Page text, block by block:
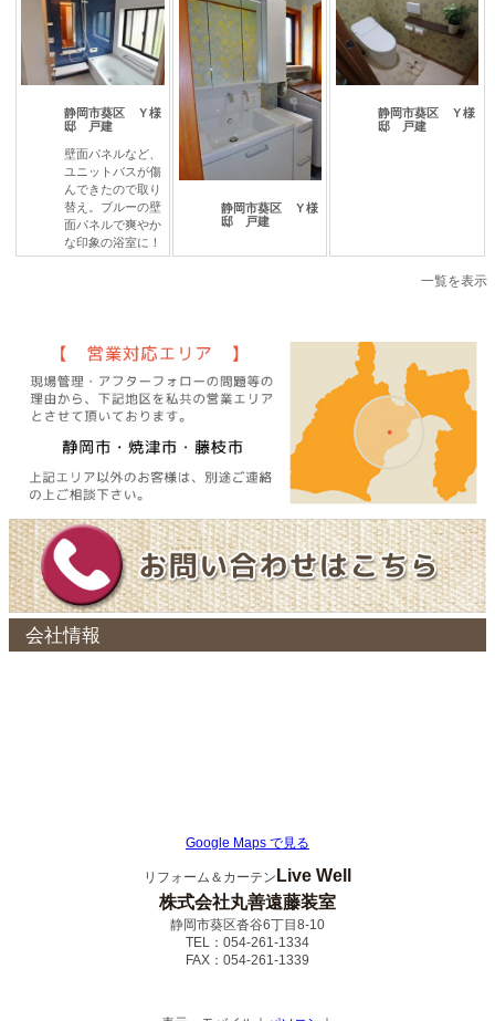
静岡市葵区 Ｙ様
邸 戸建
壁面パネルなど、
ユニットバスが傷
んできたので取り
替え。ブルーの壁
面パネルで爽やか
な印象の浴室に！
静岡市葵区 Ｙ様
邸 戸建
静岡市葵区 Ｙ様
邸 戸建
一覧を表示
会社情報
Google Maps で見る
リフォーム＆カーテン Live Well
株式会社丸善遠藤装室
静岡市葵区沓谷6丁目8-10
TEL：054-261-1334
FAX：054-261-1339